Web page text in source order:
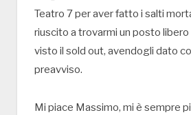
Teatro 7 per aver fatto i salti
riuscito a trovarmi un posto libero
visto il sold out, avendogli dato
preavviso.
Mi piace Massimo, mi è sempre